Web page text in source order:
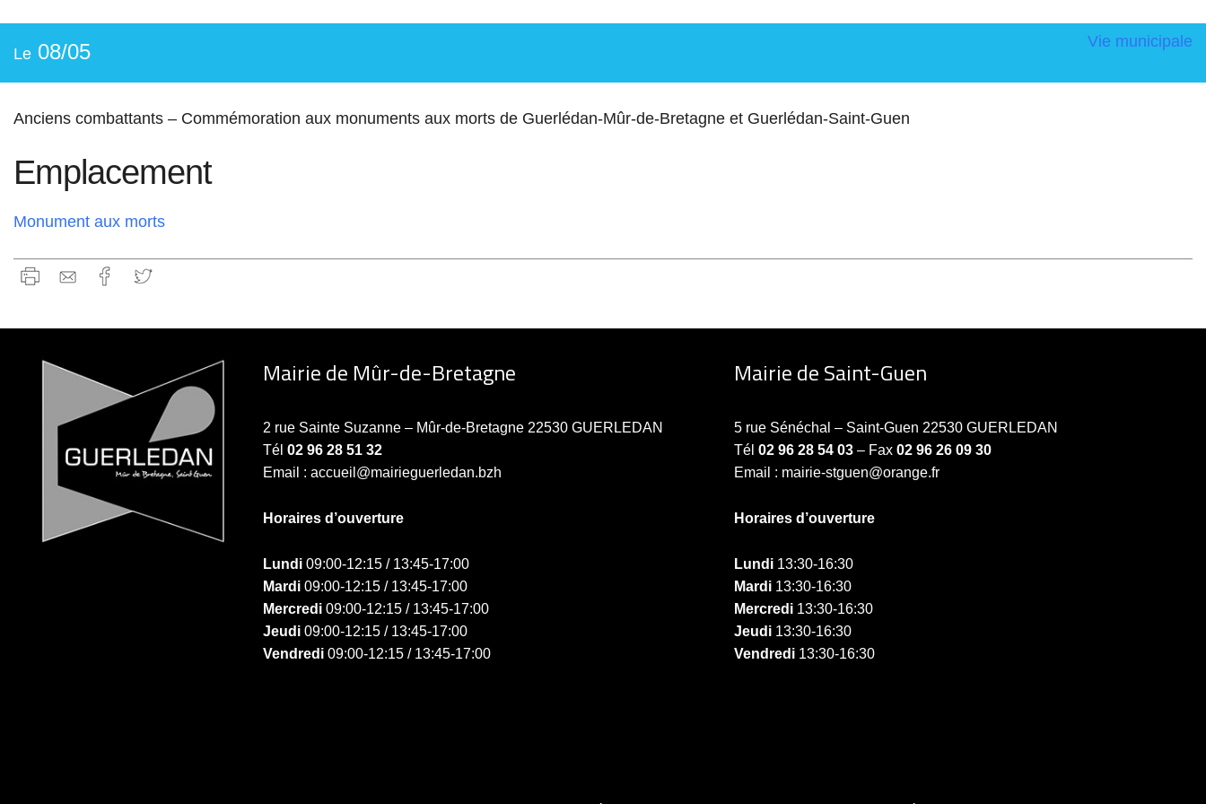
Le 08/05 Vie municipale
Anciens combattants – Commémoration aux monuments aux morts de Guerlédan-Mûr-de-Bretagne et Guerlédan-Saint-Guen
Emplacement
Monument aux morts
Mairie de Mûr-de-Bretagne
2 rue Sainte Suzanne – Mûr-de-Bretagne 22530 GUERLEDAN
Tél 02 96 28 51 32
Email : accueil@mairieguerledan.bzh
Horaires d’ouverture
Lundi09:00-12:15 / 13:45-17:00
Mardi09:00-12:15 / 13:45-17:00
Mercredi09:00-12:15 / 13:45-17:00
Jeudi09:00-12:15 / 13:45-17:00
Vendredi09:00-12:15 / 13:45-17:00
Mairie de Saint-Guen
5 rue Sénéchal – Saint-Guen 22530 GUERLEDAN
Tél02 96 28 54 03 – Fax02 96 26 09 30
Email : mairie-stguen@orange.fr
Horaires d’ouverture
Lundi 13:30-16:30
Mardi 13:30-16:30
Mercredi 13:30-16:30
Jeudi 13:30-16:30
Vendredi 13:30-16:30